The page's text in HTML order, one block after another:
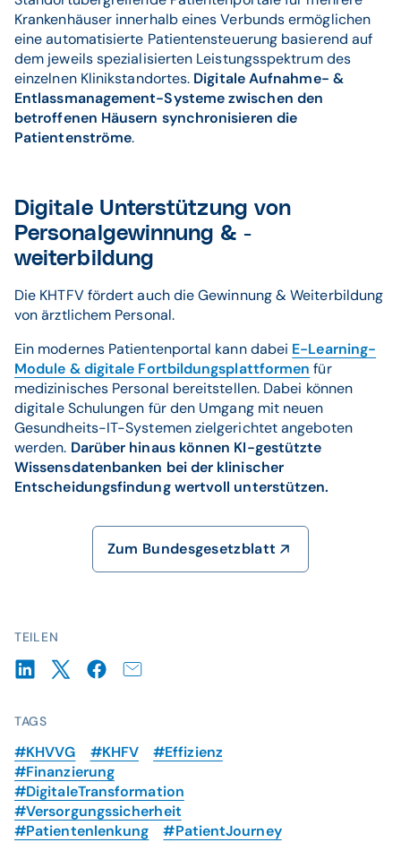
TEILEN
TAGS
#KHVVG #KHFV
#Effizienz
#Finanzierung
#DigitaleTransformation
#Versorgungssicherheit
#Patientenlenkung
#PatientJourney
Krankenhäuser innerhalb eines Verbunds ermöglichen
eine automatisierte Patientensteuerung basierend auf
dem jeweils spezialisierten Leistungsspektrum des
einzelnen Klinikstandortes. Digitale Aufnahme- &
Entlassmanagement-Systeme zwischen den
betroffenen Häusern synchronisieren die
Patientenströme.
Digitale Unterstützung von
Personalgewinnung & -
weiterbildung
Die KHTFV fördert auch die Gewinnung & Weiterbildung
von ärztlichem Personal.
Ein modernes Patientenportal kann dabei E-Learning-
Module & digitale Fortbildungsplattformen für
medizinisches Personal bereitstellen. Dabei können
digitale Schulungen für den Umgang mit neuen
Gesundheits-IT-Systemen zielgerichtet angeboten
werden. Darüber hinaus können KI-gestützte
Wissensdatenbanken bei der klinischer
Entscheidungsfindung wertvoll unterstützen.
Zum Bundesgesetzblatt